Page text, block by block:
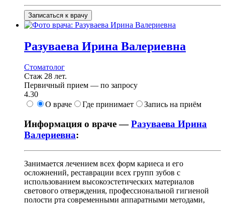
Записаться к врачу
Разуваева Ирина Валериевна
Стоматолог
Стаж 28 лет.
Первичный прием — по запросу
4.30
О враче
Где принимает Запись на приём
Информация о враче —Разуваева Ирина
Валериевна:
Занимается лечением всех форм кариеса и его
осложнений, реставрации всех групп зубов с
использованием высокоэстетических материалов
светового отверждения, профессиональной гигиеной
полости рта современными аппаратными методами,